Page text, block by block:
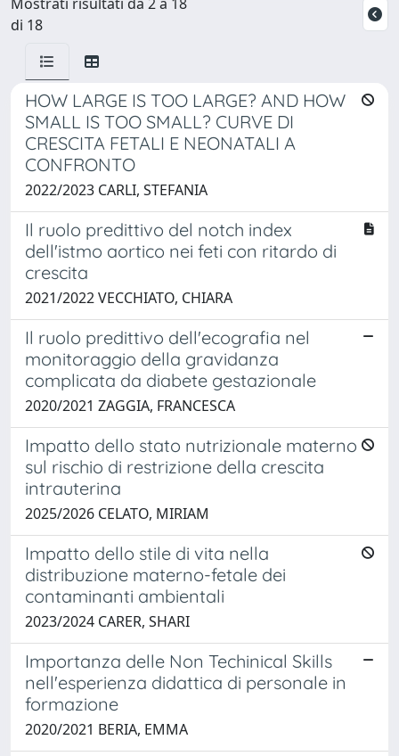
di 18
HOW LARGE IS TOO LARGE? AND HOW
SMALL IS TOO SMALL? CURVE DI
CRESCITA FETALI E NEONATALI A
CONFRONTO
2022/2023 CARLI, STEFANIA
Il ruolo predittivo del notch index
dell'istmo aortico nei feti con ritardo di
crescita
2021/2022 VECCHIATO, CHIARA
Il ruolo predittivo dell'ecografia nel
monitoraggio della gravidanza
complicata da diabete gestazionale
2020/2021 ZAGGIA, FRANCESCA
Impatto dello stato nutrizionale materno
sul rischio di restrizione della crescita
intrauterina
2025/2026 CELATO, MIRIAM
Impatto dello stile di vita nella
distribuzione materno-fetale dei
contaminanti ambientali
2023/2024 CARER, SHARI
Importanza delle Non Techinical Skills
nell'esperienza didattica di personale in
formazione
2020/2021 BERIA, EMMA